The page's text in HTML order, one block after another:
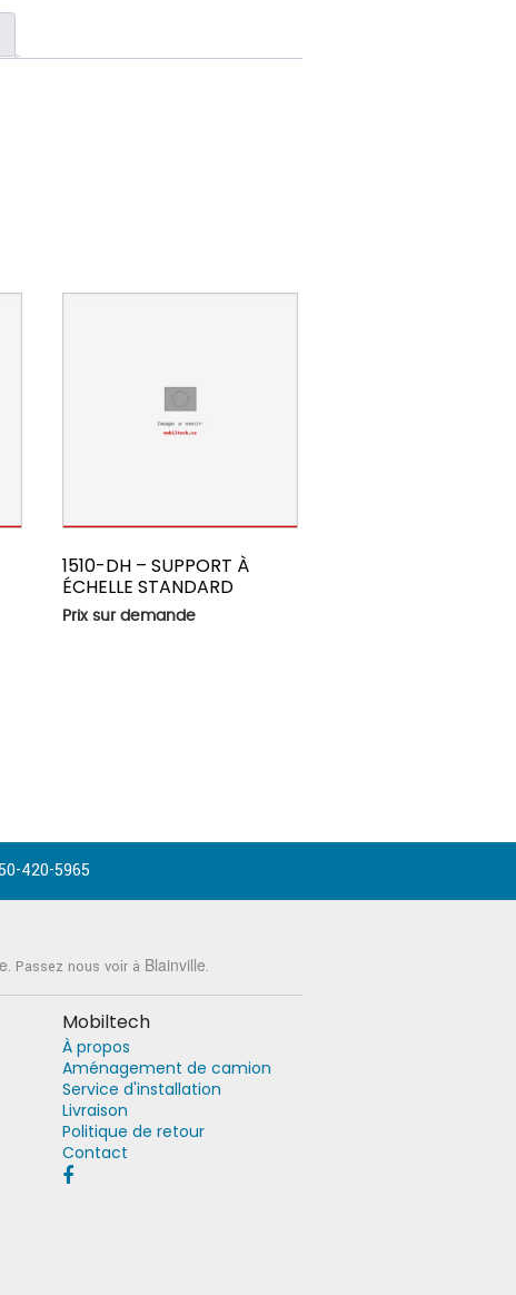
1510-DH – SUPPORT À
ÉCHELLE STANDARD
Prix sur demande
420-5965
. Passez nous voir à Blainville.
Mobiltech
À propos
Aménagement de camion
Service d'installation
Livraison
Politique de retour
Contact